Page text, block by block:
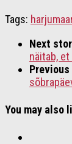
Tags: harjumaa
Next
näitab,
You may also